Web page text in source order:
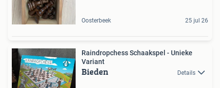
Oosterbeek 25 jul 26
Raindropchess Schaakspel - Unieke
Variant
Bieden Details